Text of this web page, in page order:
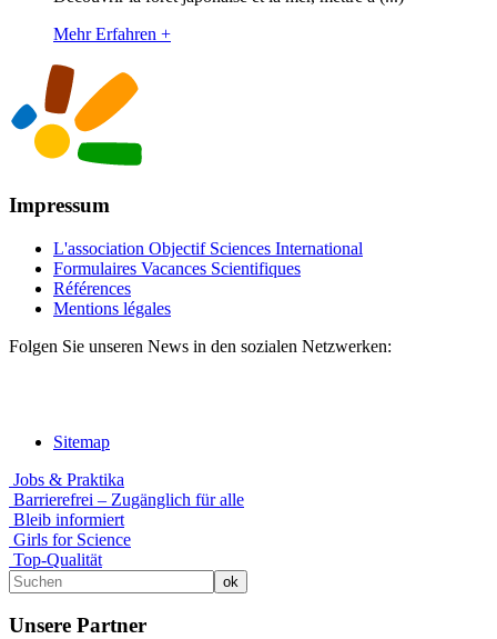
Mehr Erfahren +
Impressum
L'association Objectif Sciences International
Formulaires Vacances Scientifiques
Références
Mentions légales
Folgen Sie unseren News in den sozialen Netzwerken:
Sitemap
Jobs & Praktika
Barrierefrei – Zugänglich für alle
Bleib informiert
Girls for Science
Top-Qualität
Unsere Partner